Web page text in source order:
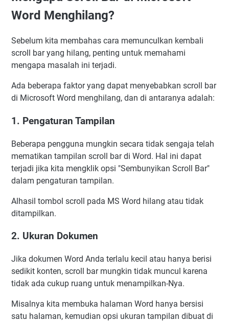
Word Menghilang?
Sebelum kita membahas cara memunculkan kembali
scroll bar yang hilang, penting untuk memahami
mengapa masalah ini terjadi.
Ada beberapa faktor yang dapat menyebabkan scroll bar
di Microsoft Word menghilang, dan di antaranya adalah:
1. Pengaturan Tampilan
Beberapa pengguna mungkin secara tidak sengaja telah
mematikan tampilan scroll bar di Word. Hal ini dapat
terjadi jika kita mengklik opsi "Sembunyikan Scroll Bar"
dalam pengaturan tampilan.
Alhasil tombol scroll pada MS Word hilang atau tidak
ditampilkan.
2. Ukuran Dokumen
Jika dokumen Word Anda terlalu kecil atau hanya berisi
sedikit konten, scroll bar mungkin tidak muncul karena
tidak ada cukup ruang untuk menampilkan-Nya.
Misalnya kita membuka halaman Word hanya bersisi
satu halaman, kemudian opsi ukuran tampilan dibuat di